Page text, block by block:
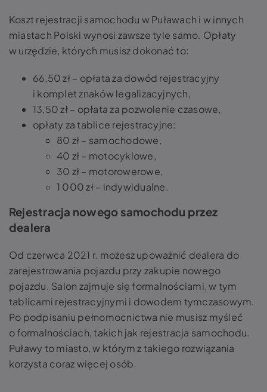
Koszt rejestracji samochodu w Puławach i w innych
miastach Polski wynosi zawsze tyle samo. Opłaty
w urzędzie, których musisz dokonać to:
66,50 zł – opłata za dowód rejestracyjny
i komplet znaków legalizacyjnych,
13,50 zł – opłata za pozwolenie czasowe,
opłaty za tablice rejestracyjne:
80 zł – samochodowe,
40 zł – motocyklowe,
30 zł – motorowerowe,
1 000 zł – indywidualne.
Rejestracja nowego samochodu przez
dealera
Od czerwca 2021 r. możesz upoważnić dealera do
zarejestrowania pojazdu przy zakupie nowego
pojazdu. Salon zajmuje się formalnościami, w tym
tablicami rejestracyjnymi i dowodem tymczasowym.
Po podpisaniu pełnomocnictwa nie musisz myśleć
o formalnościach, takich jak rejestracja samochodu.
Puławy to miasto, w którym z takiego rozwiązania
korzysta coraz więcej osób.